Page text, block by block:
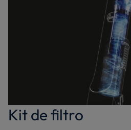
Kit de filtro